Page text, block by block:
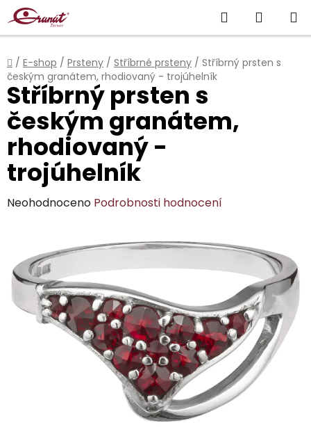
Přejít
na
obsah
Hledat
KOŠÍK
Domů
/ E-shop / Prsteny / Stříbrné prsteny / Stříbrný prsten s
českým granátem, rhodiovaný - trojúhelník
Stříbrný prsten s
českým granátem,
rhodiovaný -
trojúhelník
Průměrné
0,0
hvězdiček.
Neohodnoceno Podrobnosti hodnocení